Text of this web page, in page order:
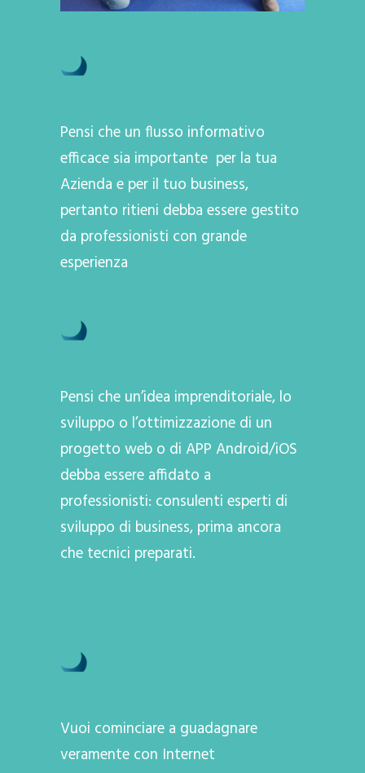
Pensi che un flusso informativo
efficace sia importante per la tua
Azienda e per il tuo business,
pertanto ritieni debba essere gestito
da professionisti con grande
esperienza
Pensi che un’idea imprenditoriale, lo
sviluppo o l’ottimizzazione di un
progetto web o di APP Android/iOS
debba essere affidato a
professionisti: consulenti esperti di
sviluppo di business, prima ancora
che tecnici preparati.
Vuoi cominciare a guadagnare
veramente con Internet